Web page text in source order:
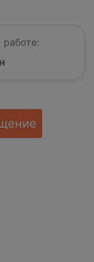
работе: